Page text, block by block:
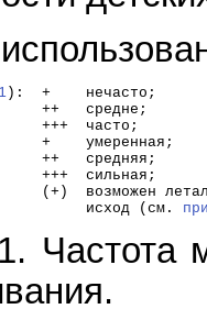
):  +    нечасто;
++   средне;
+++  часто;
+    умеренная;
++   средняя;
+++  сильная;
(+)  возможен
исход (см.
Частота